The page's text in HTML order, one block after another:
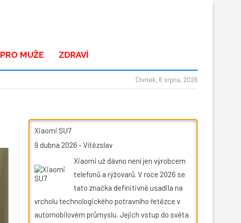
PRO MUŽE ZDRAVÍ
Čtvrtek, 6 srpna, 2026
Xiaomi SU7
9 dubna 2026 -Vítězslav
Xiaomi už dávno není jen výrobcem
telefonů a rýžovarů. V roce 2026 se
tato značka definitivně usadila na
vrcholu technologického potravního řetězce v
automobilovém průmyslu. Jejich vstup do světa